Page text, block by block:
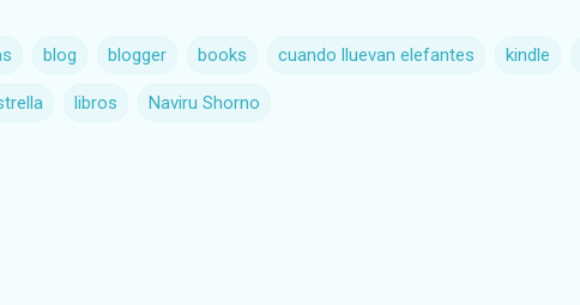
blog blogger books cuando lluevan elefantes kindle
libros Naviru Shorno